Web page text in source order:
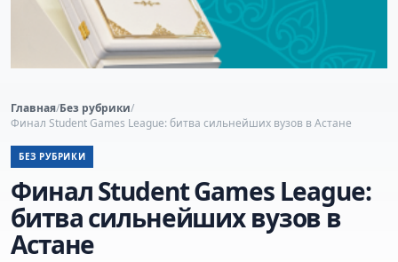
Главная/Без рубрики/
Финал Student Games League: битва сильнейших вузов в Астане
БЕЗ РУБРИКИ
Финал Student Games League:
битва сильнейших вузов в
Астане